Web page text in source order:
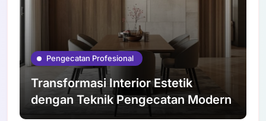
Pengecatan Profesional
Transformasi Interior Estetik
dengan Teknik Pengecatan Modern